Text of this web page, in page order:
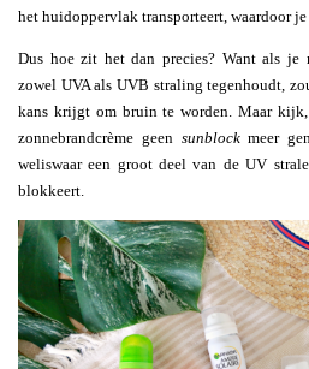
het huidoppervlak transporteert, waardoor
Dus hoe zit het dan precies? Want als je
zowel UVA als UVB straling tegenhoudt,
kans krijgt om bruin te worden. Maar
zonnebrandcrème geen sunblockmeer
weliswaar een groot deel van de UV
blokkeert.